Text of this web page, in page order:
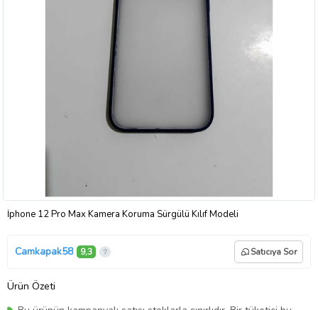
İphone 12 Pro Max Kamera Koruma Sürgülü Kılıf Modeli
Camkapak58 9,3 Satıcıya Sor
Ürün Özeti